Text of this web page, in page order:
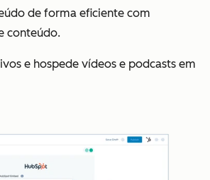
de forma eficiente com
conteúdo.
e hospede vídeos e podcasts em